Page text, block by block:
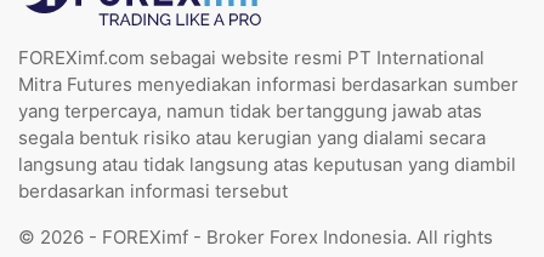
FOREXimf.com sebagai website resmi PT International
Mitra Futures menyediakan informasi berdasarkan sumber
yang terpercaya, namun tidak bertanggung jawab atas
segala bentuk risiko atau kerugian yang dialami secara
langsung atau tidak langsung atas keputusan yang diambil
berdasarkan informasi tersebut
© 2026 - FOREXimf - Broker Forex Indonesia. All rights